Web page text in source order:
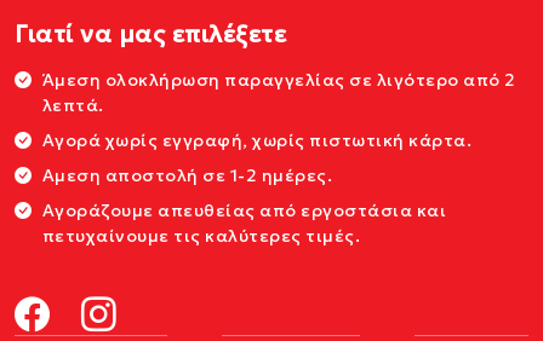
Γιατί να μας επιλέξετε
Άμεση ολοκλήρωση παραγγελίας σε λιγότερο από 2
λεπτά.
Αγορά χωρίς εγγραφή, χωρίς πιστωτική κάρτα.
Αμεση αποστολή σε 1-2 ημέρες.
Αγοράζουμε απευθείας από εργοστάσια και
πετυχαίνουμε τις καλύτερες τιμές.